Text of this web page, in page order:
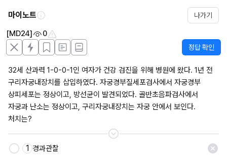
마이노트 나가기
[MD24] 0
정답 확인
32세 산과력 1-0-0-1인 여자가 건강 검진을 위해 병원에 왔다. 1년 전
구리자궁내장치를 삽입하였다. 자궁경부질세포검사에서 자궁경부
상피세포는 정상이고, 방선균이 발견되었다. 골반초음파검사에서
자궁과 난소는 정상이고, 구리자궁내장치는 자궁 안에서 보인다.
처치는?
1 경과관찰